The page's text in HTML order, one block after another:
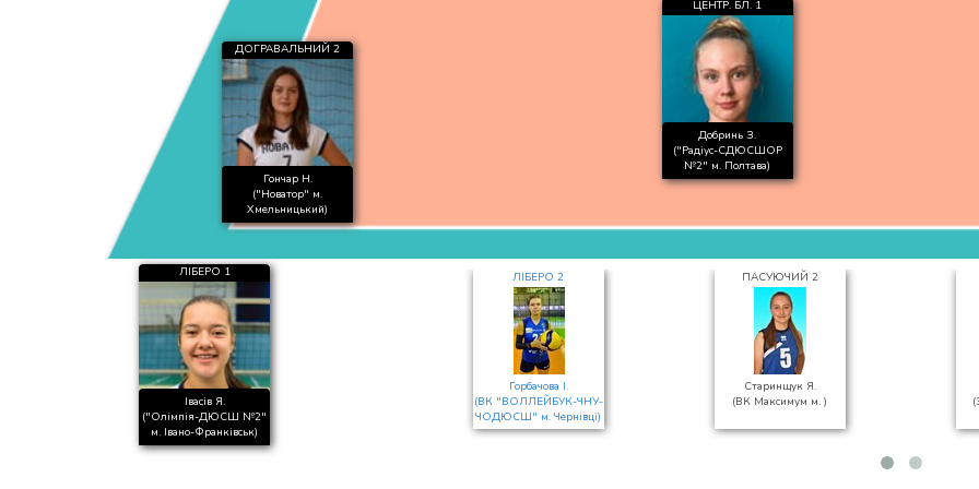
ДОГРАВАЛЬНИЙ 2
Гончар Н.
("Новатор" м.
Хмельницький)
ЦЕНТР. БЛ. 1
Добринь З.
("Радіус-СДЮСШОР
№2" м. Полтава)
ЛІБЕРО 1
Івасів Я.
("Олімпія-ДЮСШ №2"
м. Івано-Франківськ)
ЛІБЕРО 2
Горбачова І.
(ВК "ВОЛЛЕЙБУК-ЧНУ-
ЧОДЮСШ" м. Чернівці)
ПАСУЮЧИЙ 2
Старинщук Я.
(ВК Максимум м. )